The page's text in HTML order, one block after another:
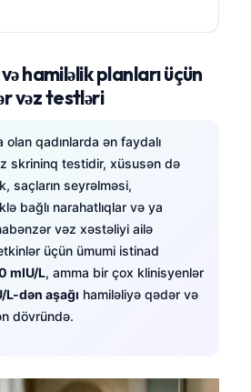
hamiləlik planları üçün
vəz testləri
olan qadınlarda ən faydalı
skrininq testidir, xüsusən də
saçların seyrəlməsi,
bağlı narahatlıqlar və ya
vəz xəstəliyi ailə
üçün ümumi istinad
mIU/L, amma bir çox klinisyenlər
L-dən aşağı hamiləliyə qədər və
dövründə.